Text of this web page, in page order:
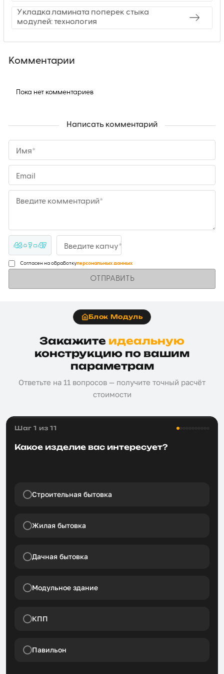
Укладка ламината поперек стыка
модулей: технология
Комментарии
Пока нет комментариев
Написать комментарий
Имя*
Email
Введите комментарий*
46 + ? = 47 Введите капчу*
Согласен на обработкуперсональных данных
ОТПРАВИТЬ
Блок Модуль
Закажите идеальную
конструкцию по вашим
параметрам
Ответьте на 11 вопросов — получите точный расчёт
стоимости
Шаг 1 из 11
Какое изделие вас интересует?
Строительная бытовка
Жилая бытовка
Дачная бытовка
Модульное здание
КПП
Павильон